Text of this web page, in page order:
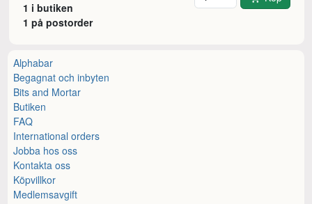
1 i butiken
1 på postorder
Alphabar
Begagnat och inbyten
Bits and Mortar
Butiken
FAQ
International orders
Jobba hos oss
Kontakta oss
Köpvillkor
Medlemsavgift